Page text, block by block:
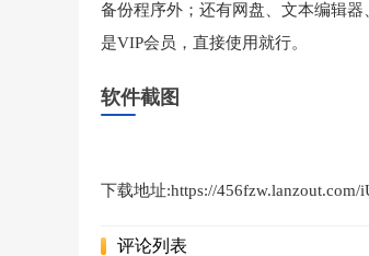
备份程序外；还有网盘、文本编辑
是VIP会员，直接使用就行。
软件截图
下载地址:https://456fzw.lanzout.com/
评论列表